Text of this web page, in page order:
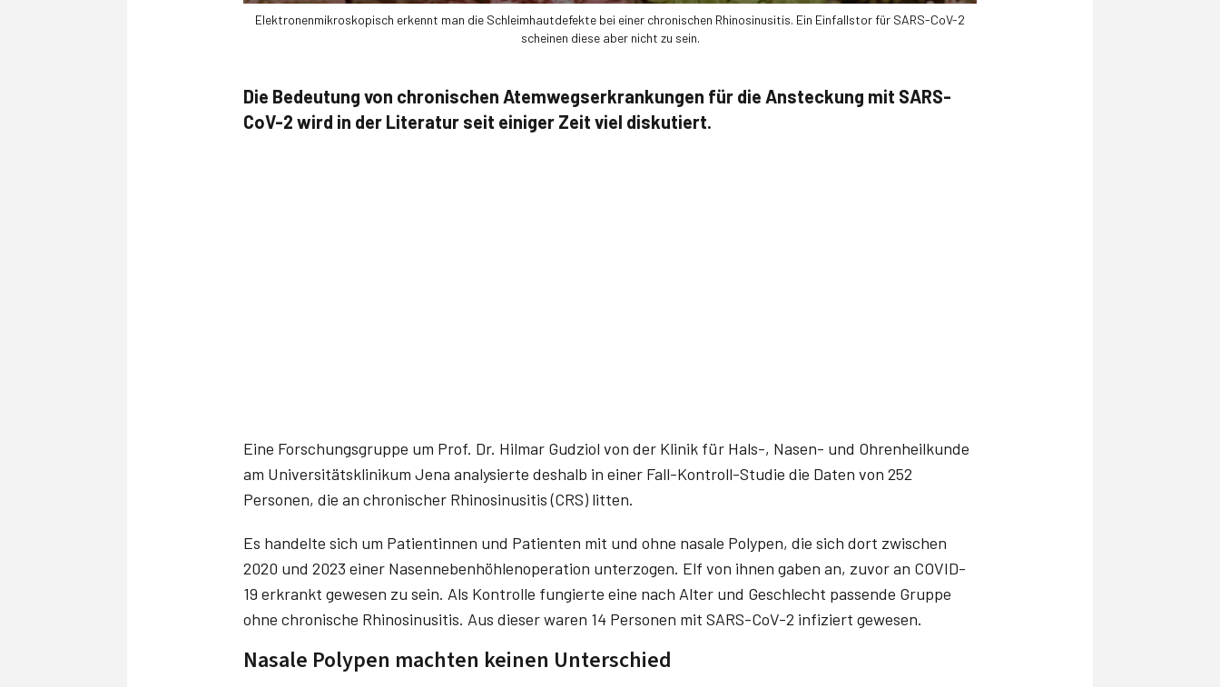
Elektronenmikroskopisch erkennt man die Schleimhautdefekte bei einer chronischen Rhinosinusitis. Ein Einfallstor für SARS-CoV-2
scheinen diese aber nicht zu sein.
Die Bedeutung von chronischen Atemwegserkrankungen für die Ansteckung mit SARS-
CoV-2 wird in der Literatur seit einiger Zeit viel diskutiert.
Eine Forschungsgruppe um Prof. Dr. Hilmar Gudziol von der Klinik für Hals-, Nasen- und Ohrenheilkunde
am Universitätsklinikum Jena analysierte deshalb in einer Fall-Kontroll-Studie die Daten von 252
Personen, die an chronischer Rhinosinusitis (CRS) litten.
Es handelte sich um Patientinnen und Patienten mit und ohne nasale Polypen, die sich dort zwischen
2020 und 2023 einer Nasennebenhöhlenoperation unterzogen. Elf von ihnen gaben an, zuvor an COVID-
19 erkrankt gewesen zu sein. Als Kontrolle fungierte eine nach Alter und Geschlecht passende Gruppe
ohne chronische Rhinosinusitis. Aus dieser waren 14 Personen mit SARS-CoV-2 infiziert gewesen.
Nasale Polypen machten keinen Unterschied